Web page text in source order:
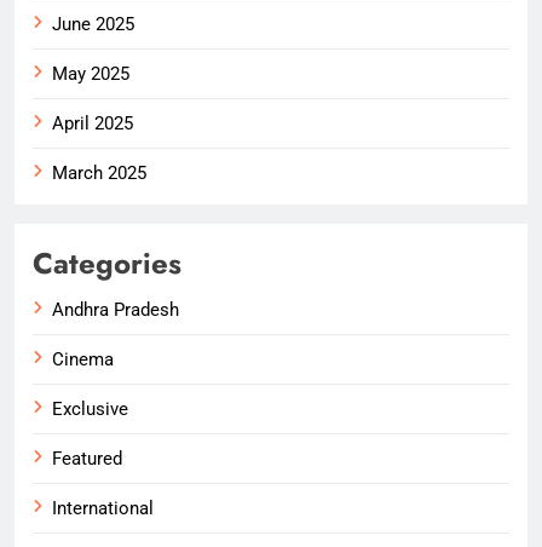
June 2025
May 2025
April 2025
March 2025
Categories
Andhra Pradesh
Cinema
Exclusive
Featured
International